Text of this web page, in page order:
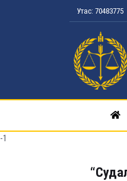
Утас: 70483775
-1